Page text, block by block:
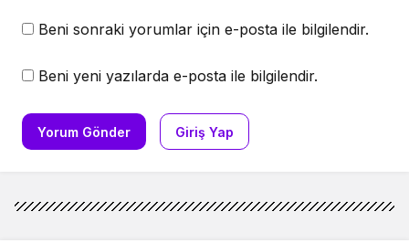
Beni sonraki yorumlar için e-posta ile bilgilendir.
Beni yeni yazılarda e-posta ile bilgilendir.
Yorum Gönder Giriş Yap